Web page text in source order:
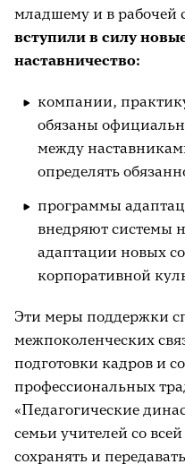
младшему и в рабочей
вступили в силу
наставничество:
компании,
обязаны
между
определять
программы
внедряют системы
адаптации новых
корпоративной
Эти меры поддержки
межпоколенческих
подготовки кадров и
профессиональных
«Педагогические
семьи учителей со
сохранять и